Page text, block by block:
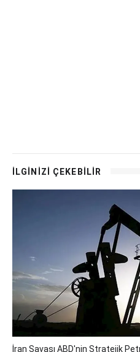
İLGİNİZİ ÇEKEBİLİR
İran Savaşı ABD'nin Stratejik